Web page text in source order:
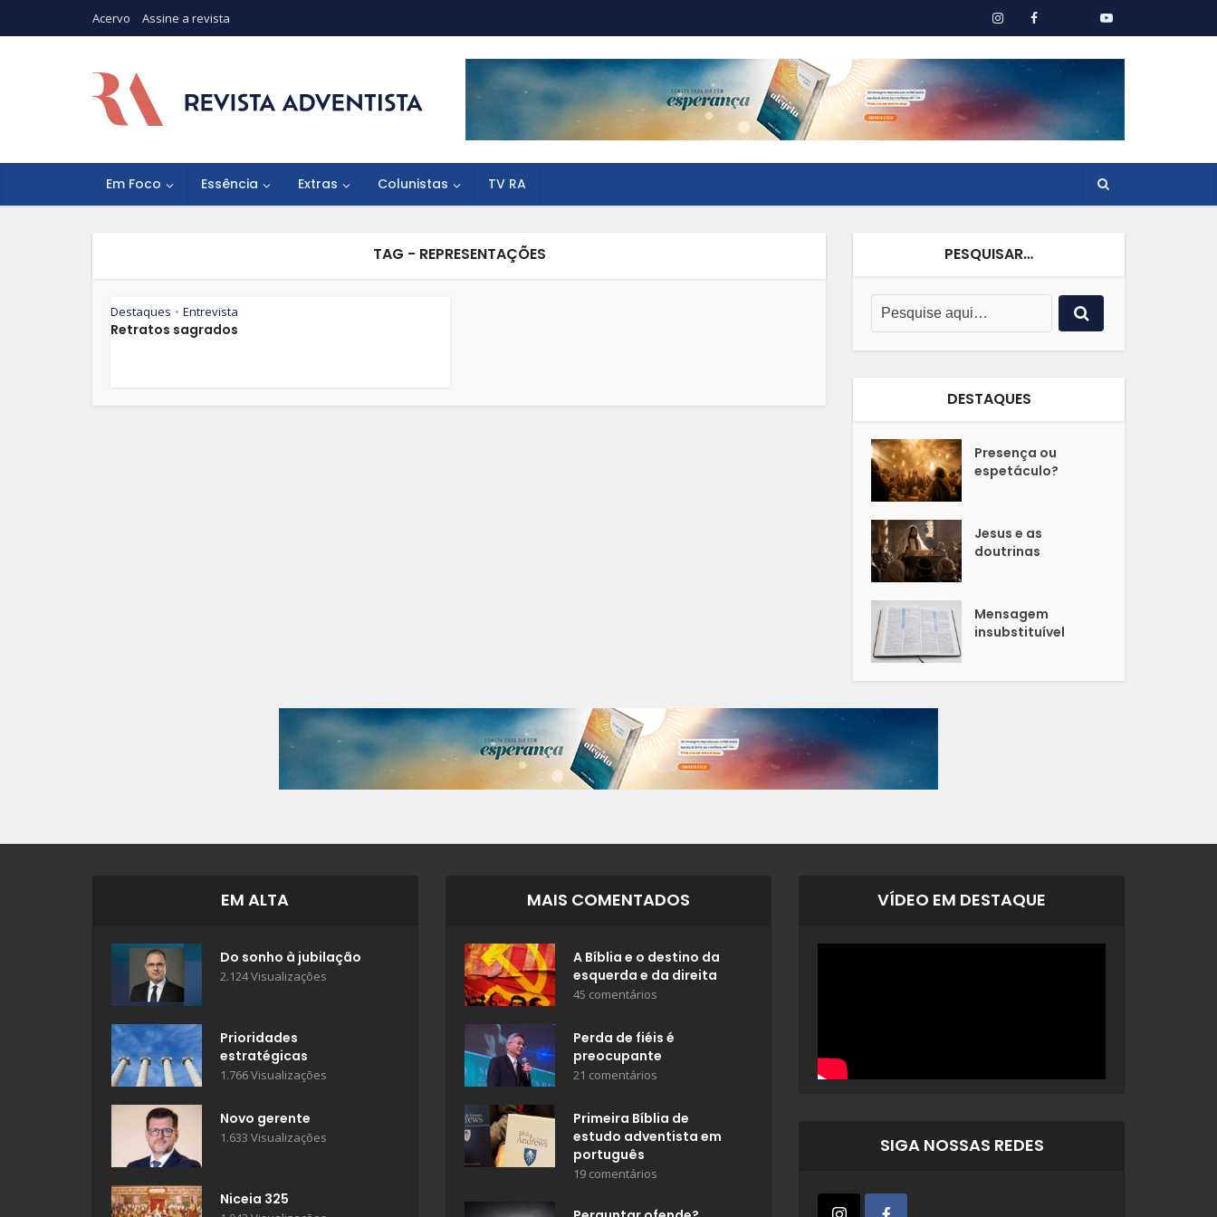
Acervo Assine a revista
Em Foco Essência Extras Colunistas TV RA
TAG - REPRESENTAÇÕES
Destaques • Entrevista
Retratos sagrados
PESQUISAR…
DESTAQUES
Presença ou
espetáculo?
Jesus e as
doutrinas
Mensagem
insubstituível
EM ALTA
Do sonho à jubilação
2.124 Visualizações
Prioridades
estratégicas
1.766 Visualizações
Novo gerente
1.633 Visualizações
Niceia 325
MAIS COMENTADOS
A Bíblia e o destino da
esquerda e da direita
45 comentários
Perda de fiéis é
preocupante
21 comentários
Primeira Bíblia de
estudo adventista em
português
19 comentários
VÍDEO EM DESTAQUE
SIGA NOSSAS REDES